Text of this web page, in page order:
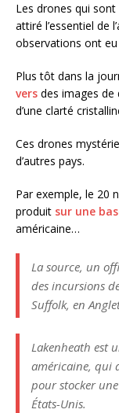
Les drones qui
attiré l’essentiel de
observations ont eu
Plus tôt dans la
vers des images de
d’une clarté
Ces drones
d’autres pays.
Par exemple, le 20
produit sur une
américaine…
La source, un
des incursions
Suffolk, en
Lakenheath est
américaine, qui
pour stocker
États-Unis.